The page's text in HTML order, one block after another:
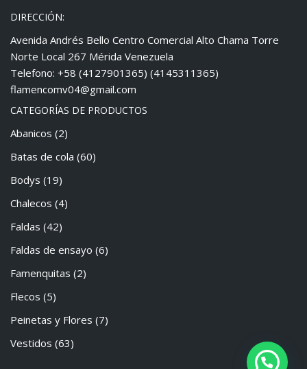
DIRECCIÓN:
Avenida Andrés Bello Centro Comercial Alto Chama Torre
Norte Local 267 Mérida Venezuela
Telefono: +58 (4127901365) (4145311365)
flamencomv04@gmail.com
CATEGORÍAS DE PRODUCTOS
Abanicos (2)
Batas de cola (60)
Bodys (19)
Chalecos (4)
Faldas (42)
Faldas de ensayo (6)
Famenquitas (2)
Flecos (5)
Peinetas y Flores (7)
Vestidos (63)